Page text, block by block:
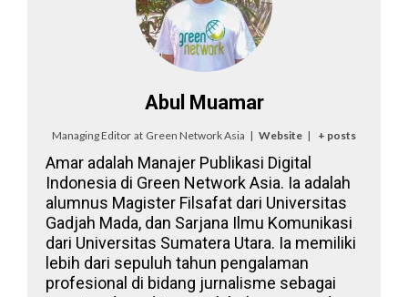
Abul Muamar
Managing Editor at Green Network Asia | Website | + posts
Amar adalah Manajer Publikasi Digital
Indonesia di Green Network Asia. Ia adalah
alumnus Magister Filsafat dari Universitas
Gadjah Mada, dan Sarjana Ilmu Komunikasi
dari Universitas Sumatera Utara. Ia memiliki
lebih dari sepuluh tahun pengalaman
profesional di bidang jurnalisme sebagai